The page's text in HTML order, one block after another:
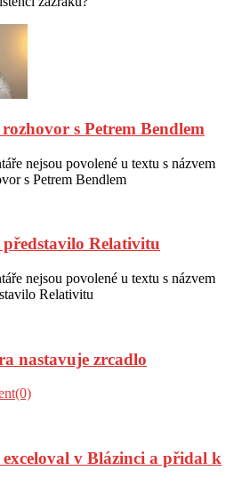
s Petrem Bendlem
nejsou povolené u textu s názvem
s Petrem Bendlem
Relativitu
nejsou povolené u textu s názvem
Relativitu
nastavuje zrcadlo
v Blázinci a přidal k